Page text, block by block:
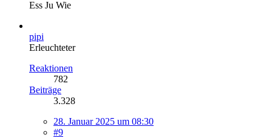
Ess Ju Wie
pipi
Erleuchteter
Reaktionen
782
Beiträge
3.328
28. Januar 2025 um 08:30
#9